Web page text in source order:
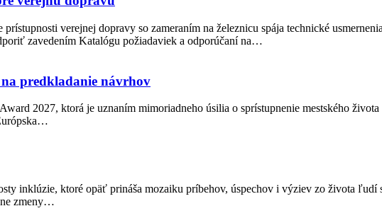
verejnej dopravy so zameraním na železnicu spája technické
zavedením Katalógu požiadaviek a odporúčaní na…
na predkladanie návrhov
2027, ktorá je uznaním mimoriadneho úsilia o sprístupnenie mestského
inklúzie, ktoré opäť prináša mozaiku príbehov, úspechov i výziev zo života
zmeny…